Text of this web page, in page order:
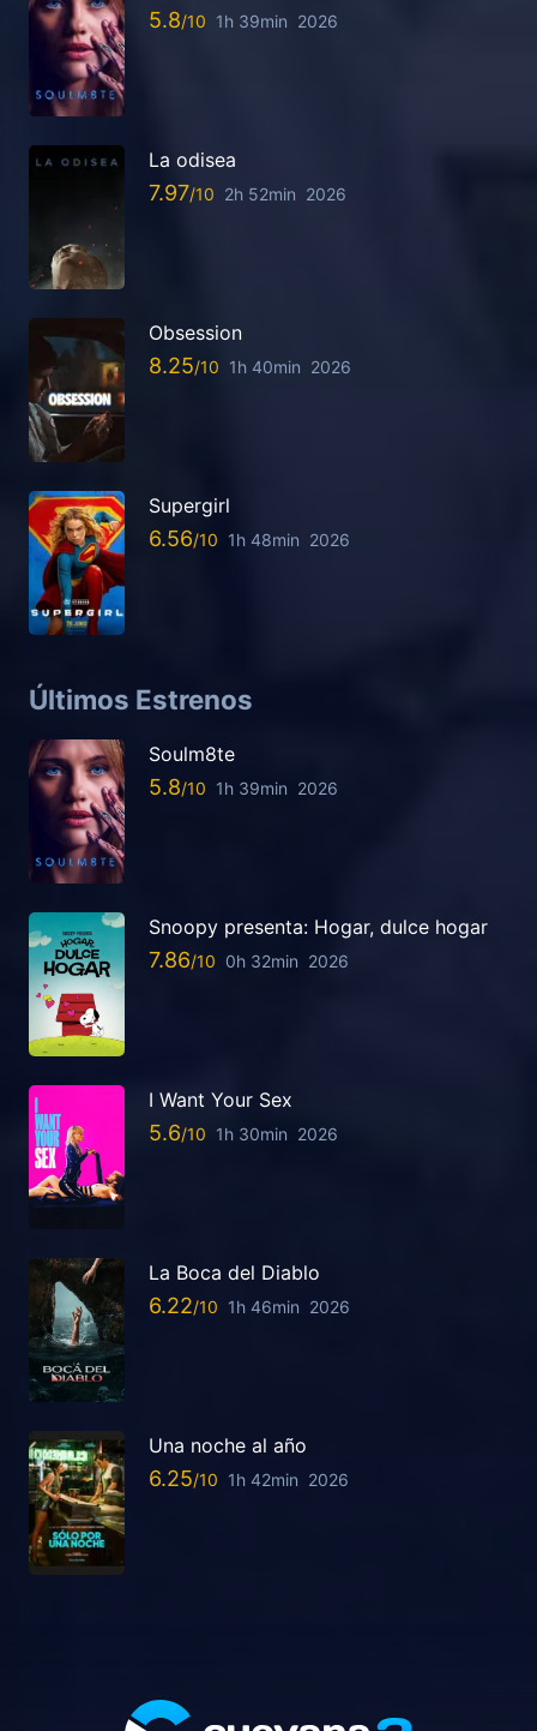
5.8 1h 39min 2026
La odisea
7.97 2h 52min 2026
Obsession
8.25 1h 40min 2026
Supergirl
6.56 1h 48min 2026
Últimos Estrenos
Soulm8te
5.8 1h 39min 2026
Snoopy presenta: Hogar, dulce hogar
7.86 0h 32min 2026
I Want Your Sex
5.6 1h 30min 2026
La Boca del Diablo
6.22 1h 46min 2026
Una noche al año
6.25 1h 42min 2026